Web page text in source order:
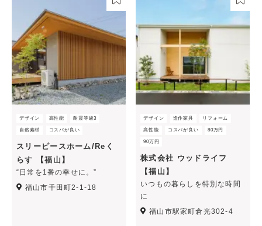
デザイン 高性能 耐震等級3
自然素材 コスパが良い
スリーピースホーム/Reく
らす 【福山】
“日常を1番の幸せに。”
福山市千田町2-1-18
デザイン 造作家具 リフォーム
高性能 コスパが良い 80万円
90万円
株式会社 ウッドライフ
【福山】
いつもの暮らしを特別な時間
に
福山市駅家町倉光302-4